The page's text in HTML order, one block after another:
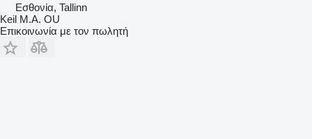
Εσθονία, Tallinn
Keil M.A. OU
Επικοινωνία με τον πωλητή